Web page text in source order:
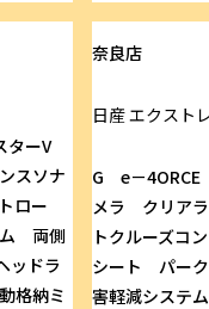
ターV
スソナ
ロー
両側
ッドラ
格納ミ
奈良店
日産エクスト
G e－
メラ クリア
トクルーズコ
シート パー
害軽減システ